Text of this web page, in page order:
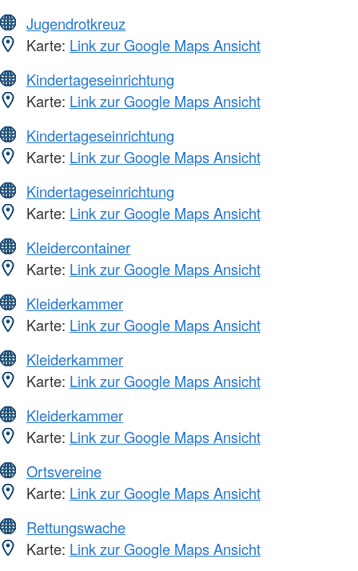
Jugendrotkreuz
Karte: Link zur Google Maps Ansicht
Kindertageseinrichtung
Karte: Link zur Google Maps Ansicht
Kindertageseinrichtung
Karte: Link zur Google Maps Ansicht
Kindertageseinrichtung
Karte: Link zur Google Maps Ansicht
Kleidercontainer
Karte: Link zur Google Maps Ansicht
Kleiderkammer
Karte: Link zur Google Maps Ansicht
Kleiderkammer
Karte: Link zur Google Maps Ansicht
Kleiderkammer
Karte: Link zur Google Maps Ansicht
Ortsvereine
Karte: Link zur Google Maps Ansicht
Rettungswache
Karte: Link zur Google Maps Ansicht